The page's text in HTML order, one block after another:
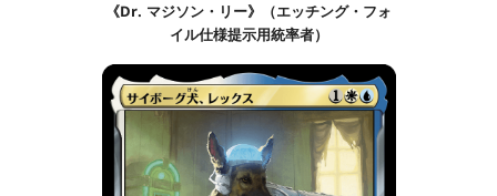
《Dr. マジソン・リー》（エッチング・フォ
イル仕様提示用統率者）